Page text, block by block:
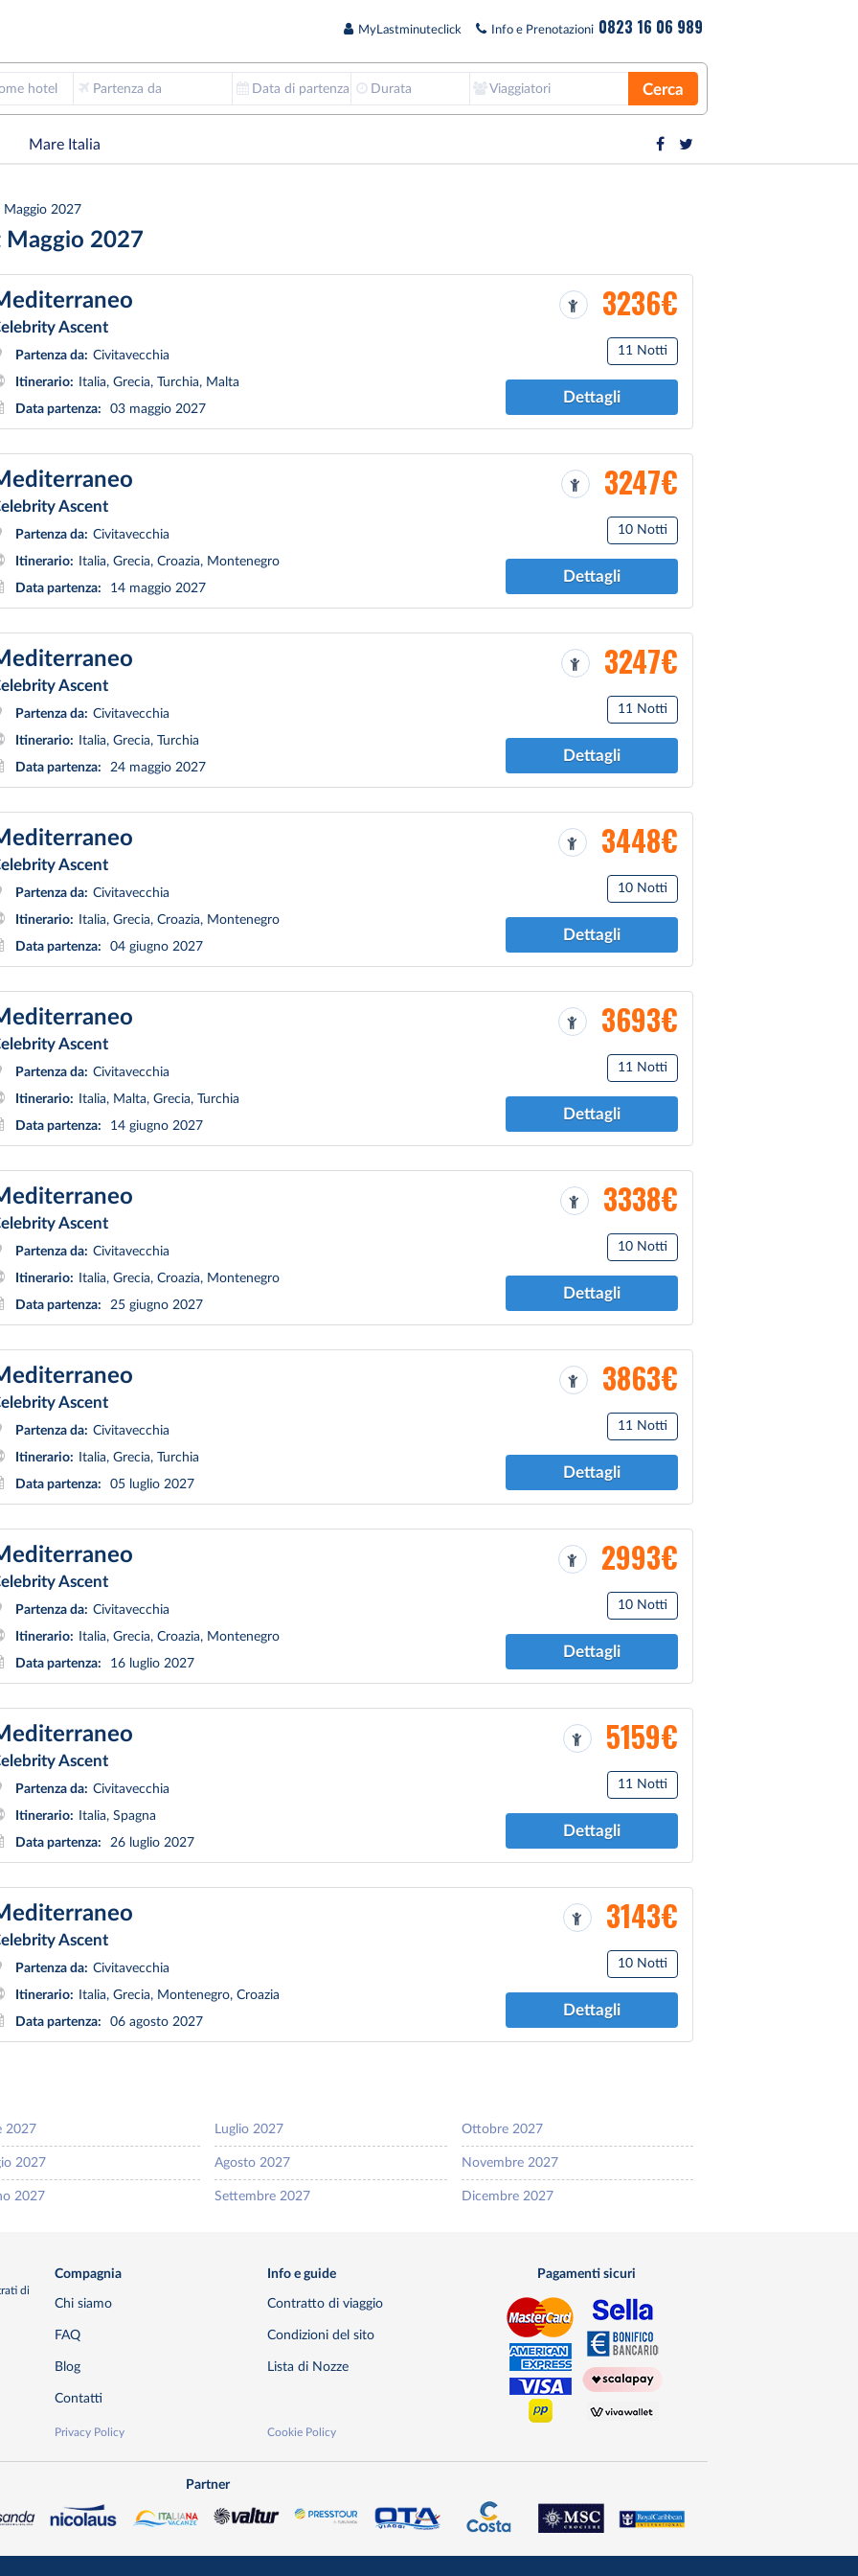
MyLastminuteclick Info e Prenotazioni 0823 16 06 989
hotel Partenza da Data di partenza Durata Viaggiatori Cerca
Mare Italia
Maggio 2027
Maggio 2027
Ascent
3236€
Partenza da: Civitavecchia
Itinerario:
Italia, Grecia, Turchia, Malta
Data partenza:
03 maggio 2027
11 Notti
Dettagli
Ascent
3247€
Partenza da: Civitavecchia
Itinerario:
Italia, Grecia, Croazia, Montenegro
Data partenza:
14 maggio 2027
10 Notti
Dettagli
Ascent
3247€
Partenza da: Civitavecchia
Itinerario:
Italia, Grecia, Turchia
Data partenza:
24 maggio 2027
11 Notti
Dettagli
Ascent
3448€
Partenza da: Civitavecchia
Itinerario:
Italia, Grecia, Croazia, Montenegro
Data partenza:
04 giugno 2027
10 Notti
Dettagli
Ascent
3693€
Partenza da: Civitavecchia
Itinerario:
Italia, Malta, Grecia, Turchia
Data partenza:
14 giugno 2027
11 Notti
Dettagli
Ascent
3338€
Partenza da: Civitavecchia
Itinerario:
Italia, Grecia, Croazia, Montenegro
Data partenza:
25 giugno 2027
10 Notti
Dettagli
Ascent
3863€
Partenza da: Civitavecchia
Itinerario:
Italia, Grecia, Turchia
Data partenza:
05 luglio 2027
11 Notti
Dettagli
Ascent
2993€
Partenza da: Civitavecchia
Itinerario:
Italia, Grecia, Croazia, Montenegro
Data partenza:
16 luglio 2027
10 Notti
Dettagli
Ascent
5159€
Partenza da: Civitavecchia
Itinerario:
Italia, Spagna
Data partenza:
26 luglio 2027
11 Notti
Dettagli
Ascent
3143€
Partenza da: Civitavecchia
Itinerario:
Italia, Grecia, Montenegro, Croazia
Data partenza:
06 agosto 2027
10 Notti
Dettagli
2027
2027
2027
Luglio 2027
Agosto 2027
Settembre 2027
Ottobre 2027
Novembre 2027
Dicembre 2027
di
Compagnia
Chi siamo
FAQ
Blog
Contatti
Privacy Policy
Info e guide
Contratto di viaggio
Condizioni del sito
Lista di Nozze
Cookie Policy
Pagamenti sicuri
Partner